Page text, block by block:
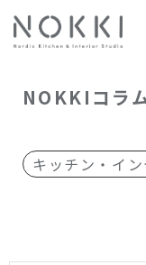
NOKKIコラ
キッチン・イ